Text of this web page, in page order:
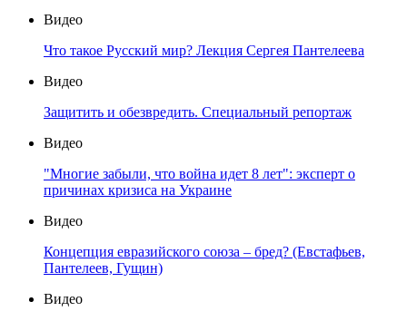
Видео
Что такое Русский мир? Лекция Сергея Пантелеева
Видео
Защитить и обезвредить. Специальный репортаж
Видео
"Многие забыли, что война идет 8 лет": эксперт о
причинах кризиса на Украине
Видео
Концепция евразийского союза – бред? (Евстафьев,
Пантелеев, Гущин)
Видео